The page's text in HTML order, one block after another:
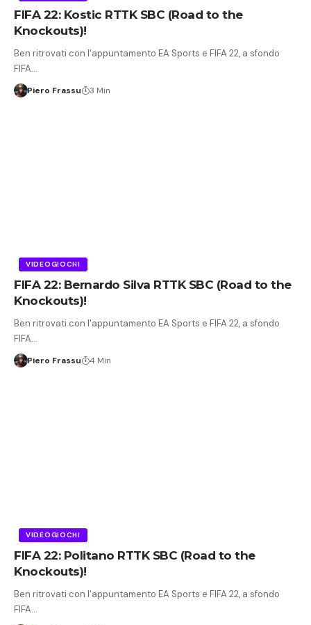
FIFA 22: Kostic RTTK SBC (Road to the
Knockouts)!
Ben ritrovati con l'appuntamento EA Sports e FIFA 22, a sfondo
FIFA…
Piero Frassu 3 Min
VIDEOGIOCHI
FIFA 22: Bernardo Silva RTTK SBC (Road to the
Knockouts)!
Ben ritrovati con l'appuntamento EA Sports e FIFA 22, a sfondo
FIFA…
Piero Frassu 4 Min
VIDEOGIOCHI
FIFA 22: Politano RTTK SBC (Road to the
Knockouts)!
Ben ritrovati con l'appuntamento EA Sports e FIFA 22, a sfondo
FIFA…